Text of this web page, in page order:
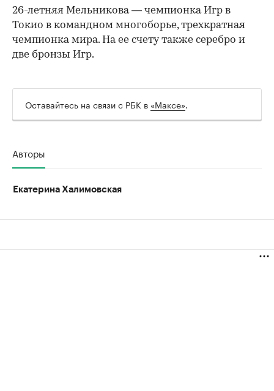
26-летняя Мельникова — чемпионка Игр в
Токио в командном многоборье, трехкратная
чемпионка мира. На ее счету также серебро и
две бронзы Игр.
Оставайтесь на связи с РБК в «Максе».
Авторы
Екатерина Халимовская